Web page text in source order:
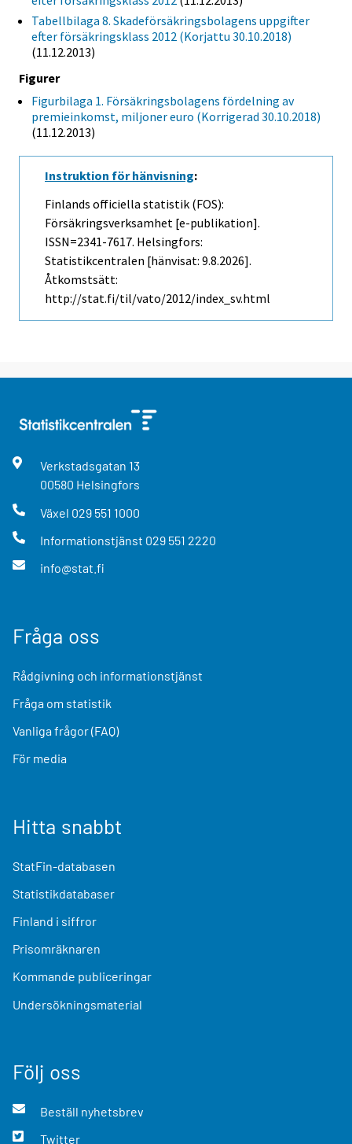
Tabellbilaga 8. Skadeförsäkringsbolagens uppgifter
efter försäkringsklass 2012 (Korjattu 30.10.2018)
(11.12.2013)
Figurer
Figurbilaga 1. Försäkringsbolagens fördelning av
premieinkomst, miljoner euro (Korrigerad 30.10.2018)
(11.12.2013)
Instruktion för hänvisning:
Finlands officiella statistik (FOS):
Försäkringsverksamhet [e-publikation].
ISSN=2341-7617. Helsingfors:
Statistikcentralen [hänvisat: 9.8.2026].
Åtkomstsätt:
http://stat.fi/til/vato/2012/index_sv.html
Verkstadsgatan 13
00580 Helsingfors
Växel 029 551 1000
Informationstjänst 029 551 2220
info@stat.fi
Fråga oss
Rådgivning och informationstjänst
Fråga om statistik
Vanliga frågor (FAQ)
För media
Hitta snabbt
StatFin-databasen
Statistikdatabaser
Finland i siffror
Prisomräknaren
Kommande publiceringar
Undersökningsmaterial
Följ oss
Beställ nyhetsbrev
Twitter